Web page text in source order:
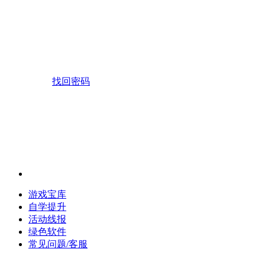
找回密码
游戏宝库
自学提升
活动线报
绿色软件
常见问题/客服